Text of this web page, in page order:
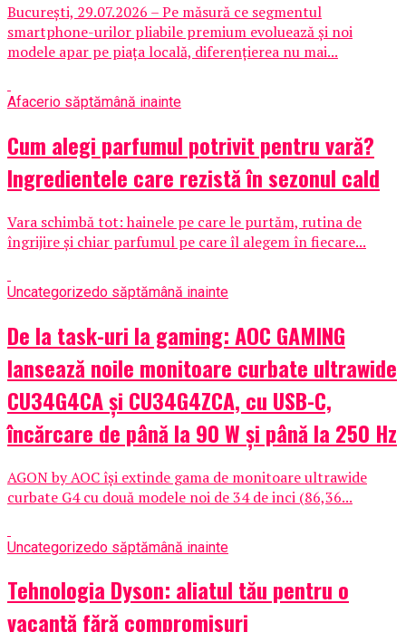
București, 29.07.2026 – Pe măsură ce segmentul
smartphone-urilor pliabile premium evoluează și noi
modele apar pe piața locală, diferențierea nu mai...
Afacerio săptămână inainte
Cum alegi parfumul potrivit pentru vară?
Ingredientele care rezistă în sezonul cald
Vara schimbă tot: hainele pe care le purtăm, rutina de
îngrijire și chiar parfumul pe care îl alegem în fiecare...
Uncategorizedo săptămână inainte
De la task-uri la gaming: AOC GAMING
lansează noile monitoare curbate ultrawide
CU34G4CA și CU34G4ZCA, cu USB-C,
încărcare de până la 90 W și până la 250 Hz
AGON by AOC își extinde gama de monitoare ultrawide
curbate G4 cu două modele noi de 34 de inci (86,36...
Uncategorizedo săptămână inainte
Tehnologia Dyson: aliatul tău pentru o
vacanță fără compromisuri